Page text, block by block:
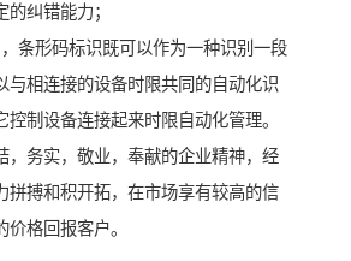
纠错能力；
条形码标识既可以作为一种识别一段
与相连接的设备时限共同的自动化识
控制设备连接起来时限自动化管理。
，务实，敬业，奉献的企业精神，经
拼搏和积开拓，在市场享有较高的信
格回报客户。